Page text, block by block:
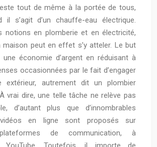
tout de même à la portée de tous,
il s’agit d’un chauffe-eau électrique.
notions en plomberie et en électricité,
maison peut en effet s’y atteler. Le but
économie d’argent en réduisant à
occasionnées par le fait d’engager
extérieur, autrement dit un plombier
vrai dire, une telle tâche ne relève pas
d’autant plus que d’innombrables
en ligne sont proposés sur
de communication, à